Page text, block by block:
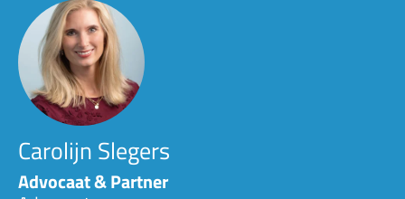
Carolijn Slegers
Advocaat & Partner